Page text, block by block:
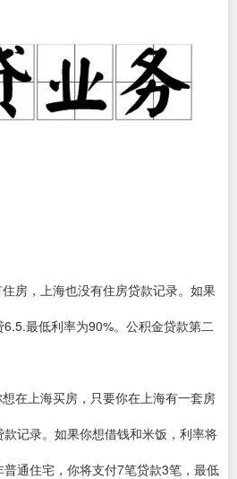
房，上海也没有住房贷款记录。如果
最低利率为90%。公积金贷款第二
在上海买房，只要你在上海有一套房
记录。如果你想借钱和米饭，利率将
通住宅，你将支付7笔贷款3笔，最低